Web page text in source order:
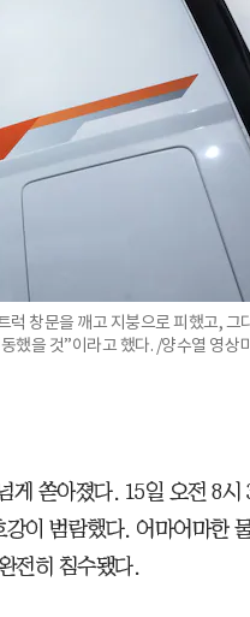
창문을 깨고 지붕으로 피했고, 그
했을 것”이라고 했다. /양수열 영상
게 쏟아졌다. 15일 오전 8시
이 범람했다. 어마어마한
전히 침수됐다.